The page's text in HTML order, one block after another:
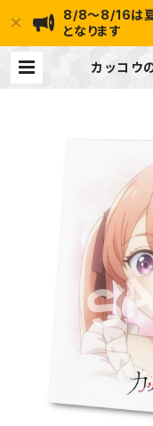
8/8～8/16は
となります
カッコウ